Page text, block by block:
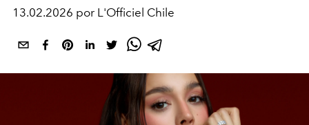
13.02.2026 por L'Officiel Chile